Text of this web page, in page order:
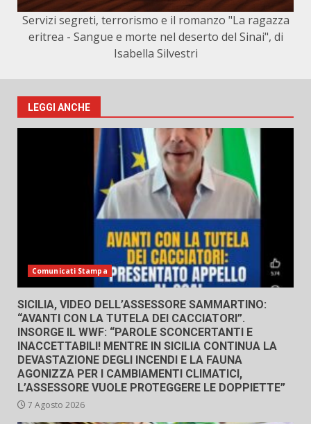
Servizi segreti, terrorismo e il romanzo "La ragazza
eritrea - Sangue e morte nel deserto del Sinai", di
Isabella Silvestri
LEGGI ANCHE
Comunicati Stampa
SICILIA, VIDEO DELL’ASSESSORE SAMMARTINO:
“AVANTI CON LA TUTELA DEI CACCIATORI”.
INSORGE IL WWF: “PAROLE SCONCERTANTI E
INACCETTABILI! MENTRE IN SICILIA CONTINUA LA
DEVASTAZIONE DEGLI INCENDI E LA FAUNA
AGONIZZA PER I CAMBIAMENTI CLIMATICI,
L’ASSESSORE VUOLE PROTEGGERE LE DOPPIETTE”
7 Agosto 2026